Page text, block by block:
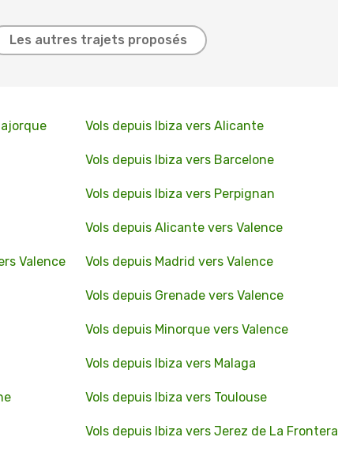
Les autres trajets proposés
Vols depuis Ibiza vers Alicante
Vols depuis Ibiza vers Barcelone
Vols depuis Ibiza vers Perpignan
Vols depuis Alicante vers Valence
Valence Vols depuis Madrid vers Valence
Vols depuis Grenade vers Valence
Vols depuis Minorque vers Valence
Vols depuis Ibiza vers Malaga
Vols depuis Ibiza vers Toulouse
Vols depuis Ibiza vers Jerez de La Frontera